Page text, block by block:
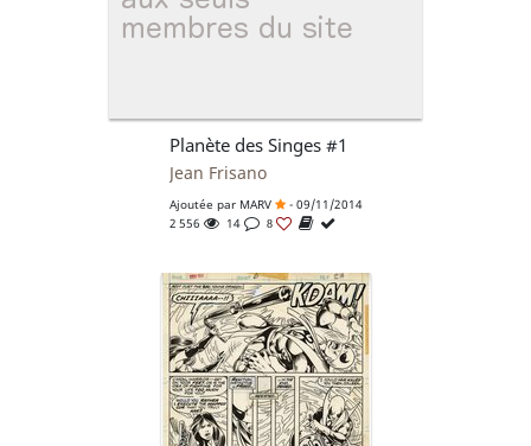
Planète des Singes #1
Jean Frisano
Ajoutée par MARV
- 09/11/2014
2 556
14 8